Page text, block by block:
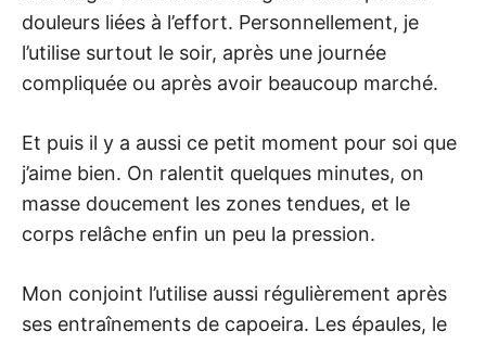
douleurs liées à l’effort. Personnellement, je
l’utilise surtout le soir, après une journée
compliquée ou après avoir beaucoup marché.
Et puis il y a aussi ce petit moment pour soi que
j’aime bien. On ralentit quelques minutes, on
masse doucement les zones tendues, et le
corps relâche enfin un peu la pression.
Mon conjoint l’utilise aussi régulièrement après
ses entraînements de capoeira. Les épaules, le